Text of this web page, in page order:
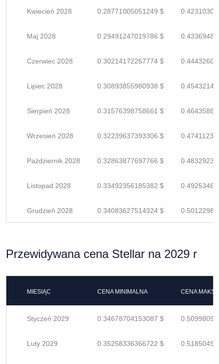
Kwiecień 2028 0.28771005051249 $
Maj 2028 0.29491247019786 $
Czerwiec 2028 0.30214172267774 $
Lipiec 2028 0.30893855980938 $
Sierpień 2028 0.31576398758661 $
Wrzesień 2028 0.32239637393306 $
Październik 2028 0.32863877697766 $
Listopad 2028 0.33492356185382 $
Grudzień 2028 0.34083627514324 $
Przewidywana cena Stellar na 2029 r
MIESIĄC CENA MINIMALNA CENA
Styczeń 2029 0.34678704153087 $
Luty 2029 0.35258336366722 $